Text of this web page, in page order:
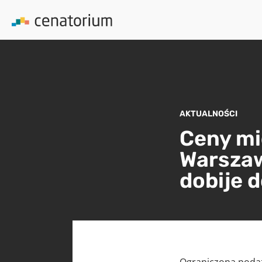
AKTUALNOŚCI
Ceny
dobije